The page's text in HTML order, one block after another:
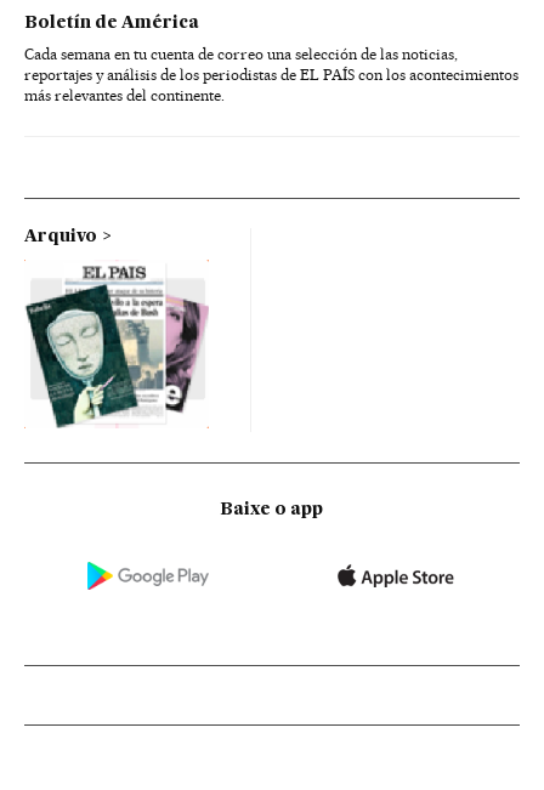
Boletín de América
Cada semana en tu cuenta de correo una selección de las noticias,
reportajes y análisis de los periodistas de EL PAÍS con los acontecimientos
más relevantes del continente.
Arquivo
Baixe o app